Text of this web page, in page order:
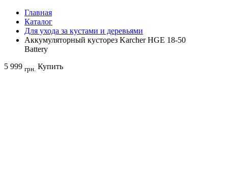
Главная
Каталог
Для ухода за кустами и деревьями
Аккумуляторный кусторез Karcher HGE 18-50
Battery
5 999 грн. Купить